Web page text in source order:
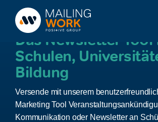
Inhalt
springen
Lösung
Partner
Das Newsletter Tool
Schulen,
Bildung
Versende mit unserem
Marketing Tool
Kommunikation oder Newsletter an